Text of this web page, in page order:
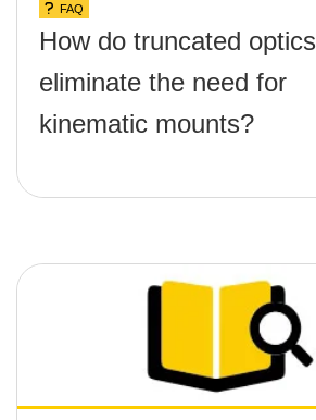
FAQ
How do truncated optics
eliminate the need for
kinematic mounts?